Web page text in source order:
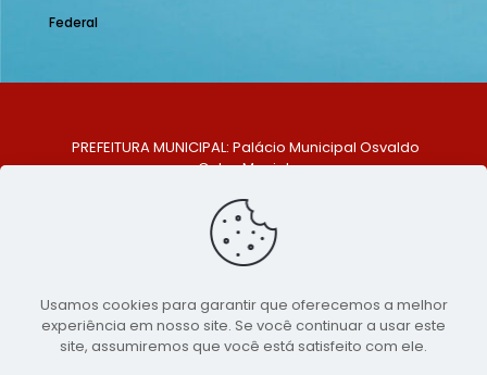
Federal
PREFEITURA MUNICIPAL: Palácio Municipal Osvaldo
Celso Maciel
Centro, São Bento do Una - PE. CEP: 553370-128
TELEFONE: (81) 99548-1569
E-MAIL: ouvidoria@saobentodouna.pe.gov.br
Copyright 2021-2026 - Assessoria de Comunicação da
Prefeitura de São Bento do Una - PE
Usamos cookies para garantir que oferecemos a melhor
experiência em nosso site. Se você continuar a usar este
site, assumiremos que você está satisfeito com ele.